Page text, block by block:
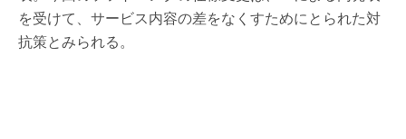
を受けて、サービス内容の差をなくすためにとられた対
抗策とみられる。